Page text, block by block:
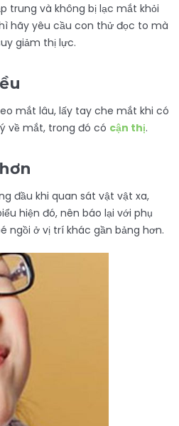
trung và không bị lạc mắt khỏi
hãy yêu cầu con thử đọc to mà
giảm thị lực.
mắt lâu, lấy tay che mắt khi có
về mắt, trong đó có cận thị.
đầu khi quan sát vật vật xa,
hiện đó, nên báo lại với phụ
ngồi ở vị trí khác gần bảng hơn.